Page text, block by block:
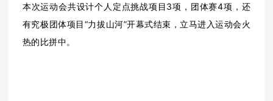
本次运动会共设计个人定点挑战项目3项，团体赛4项，还
有究极团体项目“力拔山河”开幕式结束，立马进入运动会火
热的比拼中。